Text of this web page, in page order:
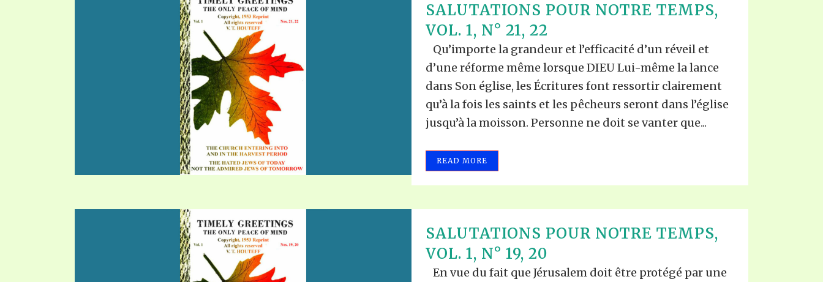
SALUTATIONS POUR NOTRE TEMPS,
VOL. 1, N° 21, 22
Qu’importe la grandeur et l’efficacité d’un réveil et
d’une réforme même lorsque DIEU Lui-même la lance
dans Son église, les Écritures font ressortir clairement
qu’à la fois les saints et les pêcheurs seront dans l’église
jusqu’à la moisson. Personne ne doit se vanter que...
READ MORE
SALUTATIONS POUR NOTRE TEMPS,
VOL. 1, N° 19, 20
En vue du fait que Jérusalem doit être protégé par une